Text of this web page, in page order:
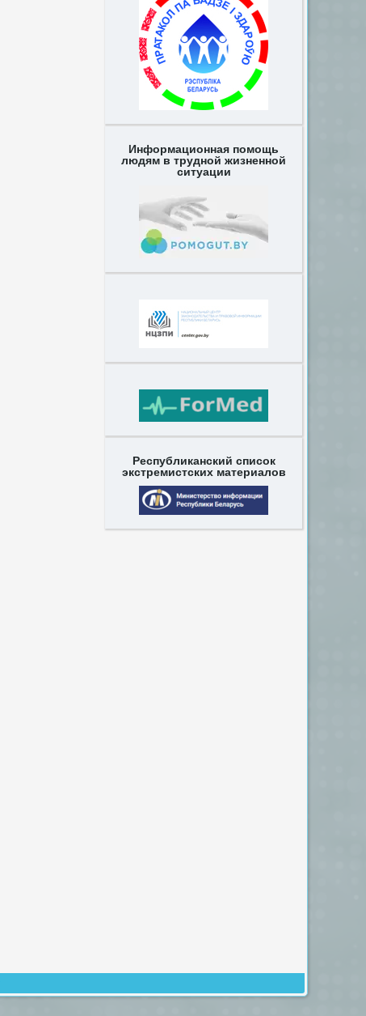
Информационная помощь
людям в трудной жизненной
ситуации
Республиканский список
экстремистских материалов